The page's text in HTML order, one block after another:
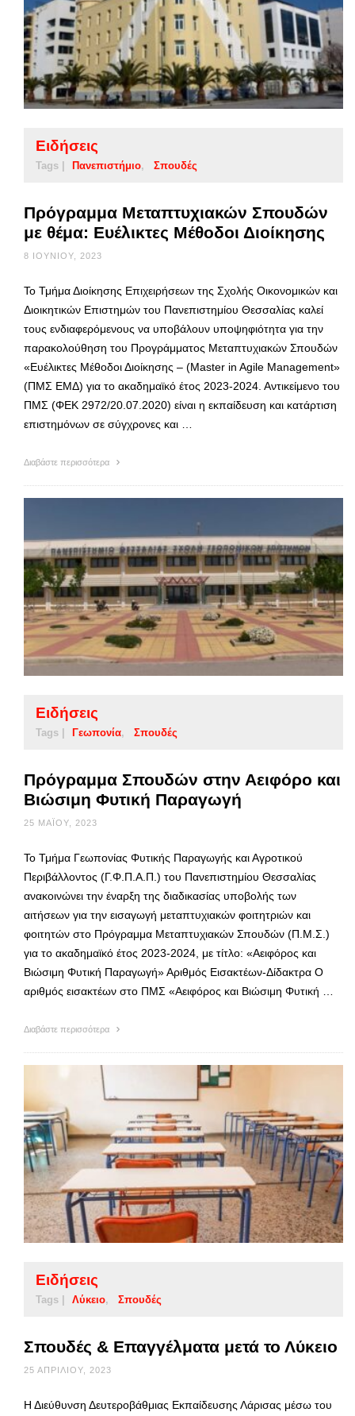
Ειδήσεις
Tags | Πανεπιστήμιο Σπουδές
Πρόγραμμα Μεταπτυχιακών Σπουδών
με θέμα: Ευέλικτες Μέθοδοι Διοίκησης
8 ΙΟΥΝΊΟΥ, 2023
Το Τμήμα Διοίκησης Επιχειρήσεων της Σχολής Οικονομικών και
Διοικητικών Επιστημών του Πανεπιστημίου Θεσσαλίας καλεί
τους ενδιαφερόμενους να υποβάλουν υποψηφιότητα για την
παρακολούθηση του Προγράμματος Μεταπτυχιακών Σπουδών
«Ευέλικτες Μέθοδοι Διοίκησης – (Μaster in Agile Management»
(ΠΜΣ ΕΜΔ) για το ακαδημαϊκό έτος 2023-2024. Αντικείμενο του
ΠΜΣ (ΦΕΚ 2972/20.07.2020) είναι η εκπαίδευση και κατάρτιση
επιστημόνων σε σύγχρονες και …
Διαβάστε περισσότερα
Ειδήσεις
Tags | Γεωπονία Σπουδές
Πρόγραμμα Σπουδών στην Αειφόρο και
Βιώσιμη Φυτική Παραγωγή
25 ΜΑΪ́ΟΥ, 2023
Το Τμήμα Γεωπονίας Φυτικής Παραγωγής και Αγροτικού
Περιβάλλοντος (Γ.Φ.Π.Α.Π.) του Πανεπιστημίου Θεσσαλίας
ανακοινώνει την έναρξη της διαδικασίας υποβολής των
αιτήσεων για την εισαγωγή μεταπτυχιακών φοιτητριών και
φοιτητών στο Πρόγραμμα Μεταπτυχιακών Σπουδών (Π.Μ.Σ.)
για το ακαδημαϊκό έτος 2023-2024, με τίτλο: «Αειφόρος και
Βιώσιμη Φυτική Παραγωγή» Αριθμός Εισακτέων-Δίδακτρα Ο
αριθμός εισακτέων στο ΠΜΣ «Αειφόρος και Βιώσιμη Φυτική …
Διαβάστε περισσότερα
Ειδήσεις
Tags | Λύκειο Σπουδές
Σπουδές & Επαγγέλματα μετά το Λύκειο
25 ΑΠΡΙΛΊΟΥ, 2023
Η Διεύθυνση Δευτεροβάθμιας Εκπαίδευσης Λάρισας μέσω του